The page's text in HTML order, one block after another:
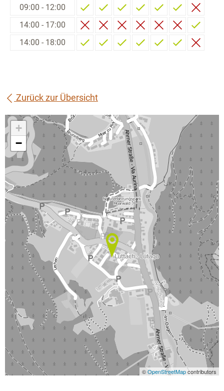
09:00 - 12:00
14:00 - 17:00
14:00 - 18:00
Zurück zur Übersicht
+
−
©OpenStreetMapcontributors